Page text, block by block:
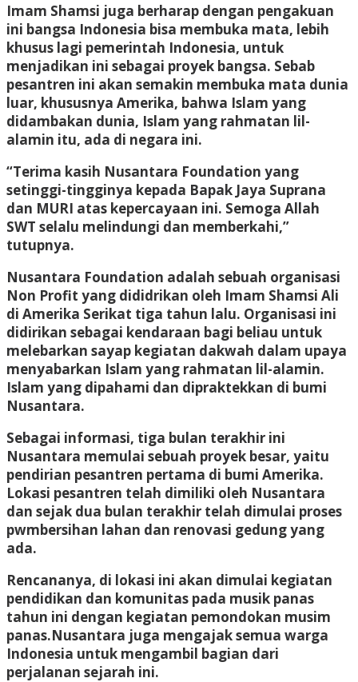
Imam Shamsi juga berharap dengan pengakuan
ini bangsa Indonesia bisa membuka mata, lebih
khusus lagi pemerintah Indonesia, untuk
menjadikan ini sebagai proyek bangsa. Sebab
pesantren ini akan semakin membuka mata dunia
luar, khususnya Amerika, bahwa Islam yang
didambakan dunia, Islam yang rahmatan lil-
alamin itu, ada di negara ini.
“Terima kasih Nusantara Foundation yang
setinggi-tingginya kepada Bapak Jaya Suprana
dan MURI atas kepercayaan ini. Semoga Allah
SWT selalu melindungi dan memberkahi,”
tutupnya.
Nusantara Foundation adalah sebuah organisasi
Non Profit yang dididrikan oleh Imam Shamsi Ali
di Amerika Serikat tiga tahun lalu. Organisasi ini
didirikan sebagai kendaraan bagi beliau untuk
melebarkan sayap kegiatan dakwah dalam upaya
menyabarkan Islam yang rahmatan lil-alamin.
Islam yang dipahami dan dipraktekkan di bumi
Nusantara.
Sebagai informasi, tiga bulan terakhir ini
Nusantara memulai sebuah proyek besar, yaitu
pendirian pesantren pertama di bumi Amerika.
Lokasi pesantren telah dimiliki oleh Nusantara
dan sejak dua bulan terakhir telah dimulai proses
pwmbersihan lahan dan renovasi gedung yang
ada.
Rencananya, di lokasi ini akan dimulai kegiatan
pendidikan dan komunitas pada musik panas
tahun ini dengan kegiatan pemondokan musim
panas.Nusantara juga mengajak semua warga
Indonesia untuk mengambil bagian dari
perjalanan sejarah ini.